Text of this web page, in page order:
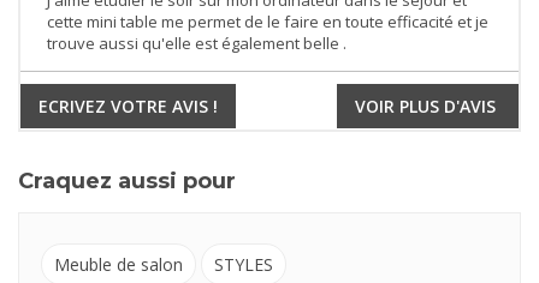
cette mini table me permet de le faire en toute efficacité et je
trouve aussi qu'elle est également belle .
ECRIVEZ VOTRE AVIS ! VOIR PLUS D'AVIS
Craquez aussi pour
Meuble de salon STYLES